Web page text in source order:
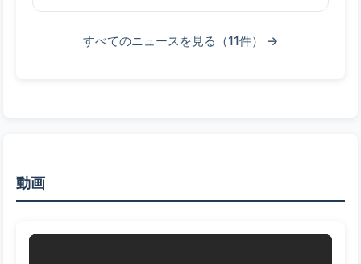
すべてのニュースを見る（11件） →
動画